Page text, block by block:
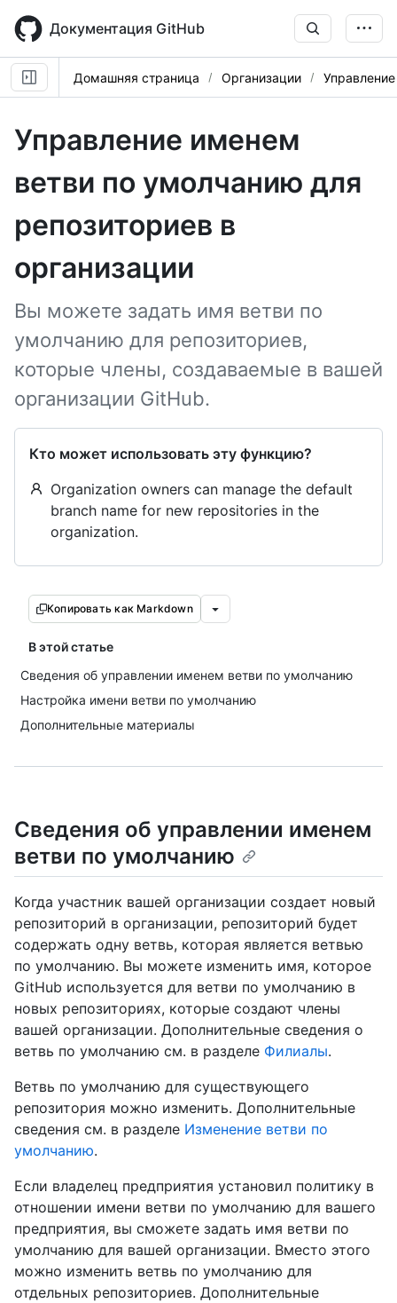
main
content
Документация GitHub
Домашняя страница Организации
Управление именем
ветви по умолчанию для
репозиториев в
организации
Вы можете задать имя ветви по
умолчанию для репозиториев,
которые члены, создаваемые в вашей
организации GitHub.
Кто может использовать эту функцию?
Organization owners can manage the default
branch name for new repositories in the
organization.
Копировать как Markdown
В этой статье
Сведения об управлении именем ветви по умолчанию
Настройка имени ветви по умолчанию
Дополнительные материалы
Сведения об управлении именем
ветви по умолчанию
Когда участник вашей организации создает новый
репозиторий в организации, репозиторий будет
содержать одну ветвь, которая является ветвью
по умолчанию. Вы можете изменить имя, которое
GitHub используется для ветви по умолчанию в
новых репозиториях, которые создают члены
вашей организации. Дополнительные сведения о
ветвь по умолчанию см. в разделе Филиалы.
Ветвь по умолчанию для существующего
репозитория можно изменить. Дополнительные
сведения см. в разделе Изменение ветви по
умолчанию.
Если владелец предприятия установил политику в
отношении имени ветви по умолчанию для вашего
предприятия, вы сможете задать имя ветви по
умолчанию для вашей организации. Вместо этого
можно изменить ветвь по умолчанию для
отдельных репозиториев. Дополнительные